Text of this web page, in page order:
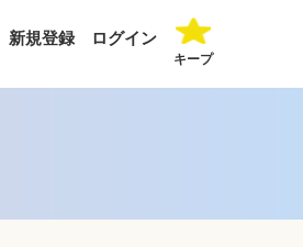
新規登録 ログイン
キープ